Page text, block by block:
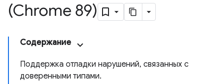
(Chrome 89)
Содержание
Поддержка отладки нарушений, связанных с
доверенными типами.